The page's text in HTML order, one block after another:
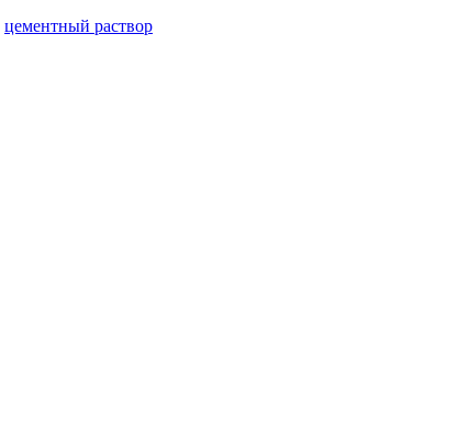
цементный раствор